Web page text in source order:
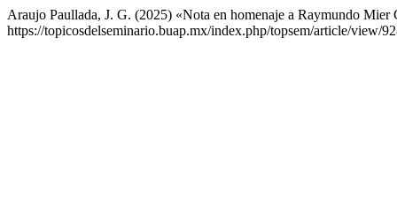
Araujo Paullada, J. G. (2025) «Nota en homenaje a Raymundo Mier
https://topicosdelseminario.buap.mx/index.php/topsem/article/view/